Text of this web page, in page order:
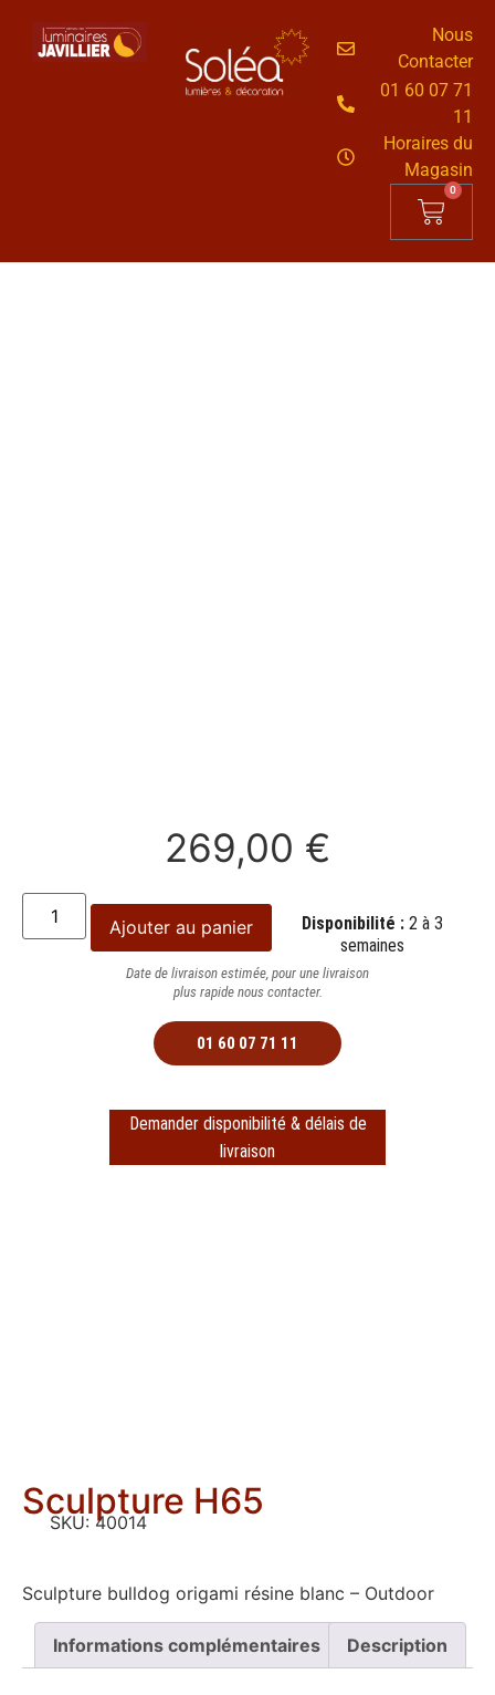
Nous
Contacter
01 60 07 71
11
Horaires du
Magasin
0
269,00 €
Ajouter au panier Disponibilité : 2 à 3
semaines
Date de livraison estimée, pour une livraison
plus rapide nous contacter.
01 60 07 71 11
Demander disponibilité & délais de
livraison
Sculpture H65
SKU: 40014
Sculpture bulldog origami résine blanc – Outdoor
Informations complémentaires Description